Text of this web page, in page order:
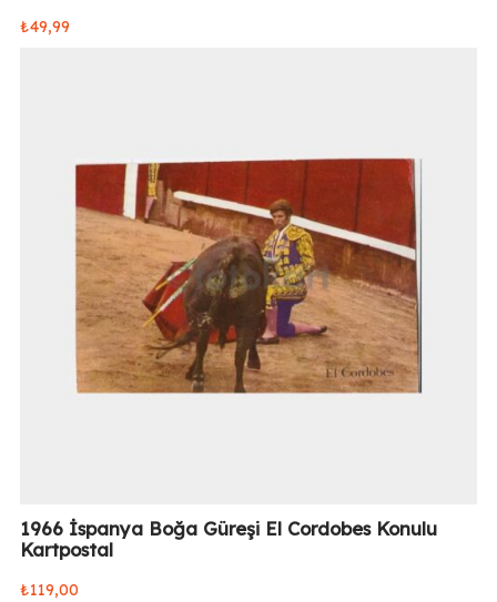
₺49,99
1966 İspanya Boğa Güreşi El Cordobes Konulu
Kartpostal
₺119,00